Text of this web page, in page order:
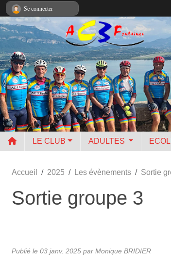
LE CLUB ADULTES
Accueil 2025 Les évènements Sortie
Sortie groupe 3
Publié le 03 janv. 2025 par Monique BRIDIER
Se connecter
Panneau de gestion des cookies